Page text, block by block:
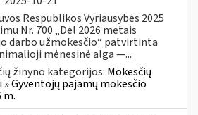
Respublikos Vyriausybės 2025
Nr. 700 „Dėl 2026 metais
darbo užmokesčio“ patvirtinta
mėnesinė alga —...
žinyno kategorijos: Mokesčių
Gyventojų pajamų mokesčio
m.